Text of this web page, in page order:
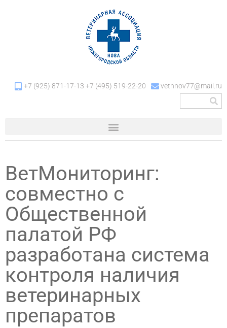
+7 (925) 871-17-13 +7 (495) 519-22-20 vetnnov77@mail.ru
ВетМониторинг:
совместно с
Общественной
палатой РФ
разработана система
контроля наличия
ветеринарных
препаратов